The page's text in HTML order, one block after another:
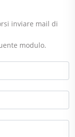
inviare mail di
modulo.